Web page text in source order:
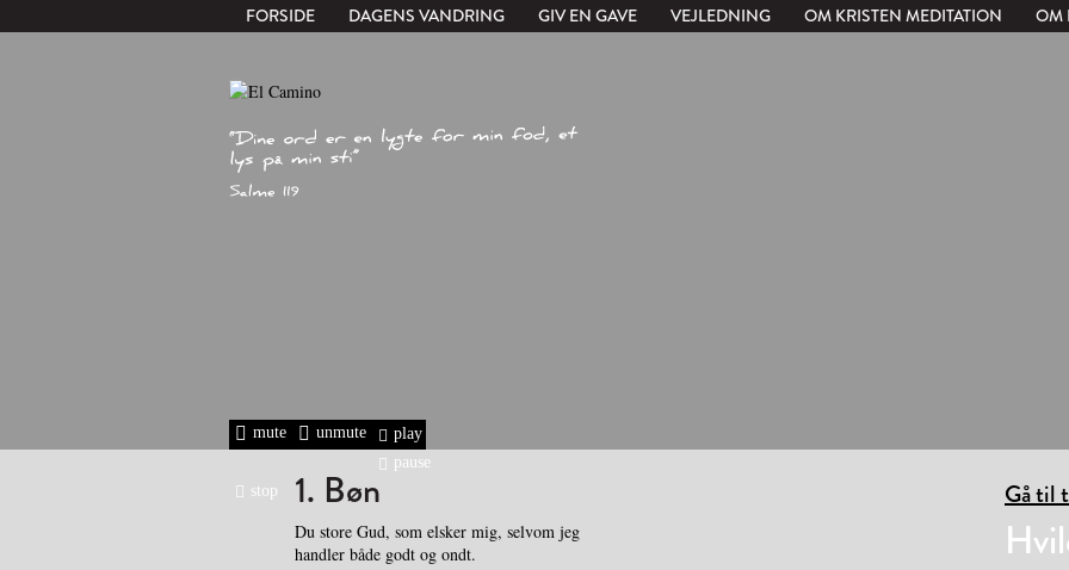
FORSIDE DAGENS VANDRING GIV EN GAVE VEJLEDNING OM KRISTEN MEDITATION OM
mute unmute
play
pause
stop
1. Bøn
Du store Gud, som elsker mig, selvom jeg
handler både godt og ondt.
Gå til